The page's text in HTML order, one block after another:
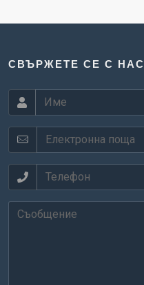
СВЪРЖЕТЕ СЕ С НАС